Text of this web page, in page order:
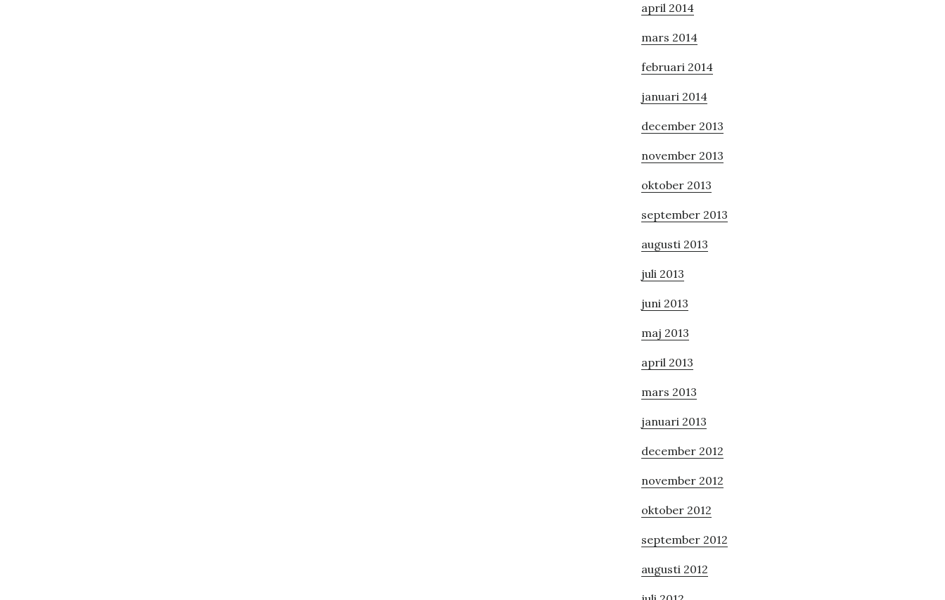
april 2014
mars 2014
februari 2014
januari 2014
december 2013
november 2013
oktober 2013
september 2013
augusti 2013
juli 2013
juni 2013
maj 2013
april 2013
mars 2013
januari 2013
december 2012
november 2012
oktober 2012
september 2012
augusti 2012